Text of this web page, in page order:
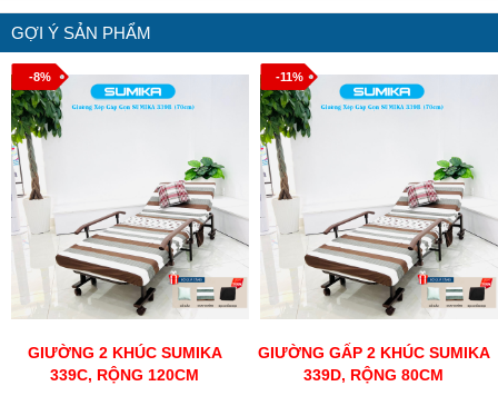
GỢI Ý SẢN PHẨM
-8%
GIƯỜNG 2 KHÚC SUMIKA
339C, RỘNG 120CM
-11%
GIƯỜNG GẤP 2 KHÚC SUMIKA
339D, RỘNG 80CM